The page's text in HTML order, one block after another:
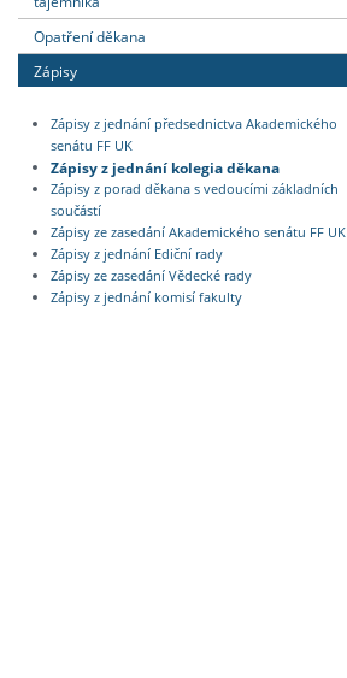
Opatření děkana
Zápisy
Zápisy z jednání předsednictva Akademického
senátu FF UK
Zápisy z jednání kolegia děkana
Zápisy z porad děkana s vedoucími základních
součástí
Zápisy ze zasedání Akademického senátu FF UK
Zápisy z jednání Ediční rady
Zápisy ze zasedání Vědecké rady
Zápisy z jednání komisí fakulty